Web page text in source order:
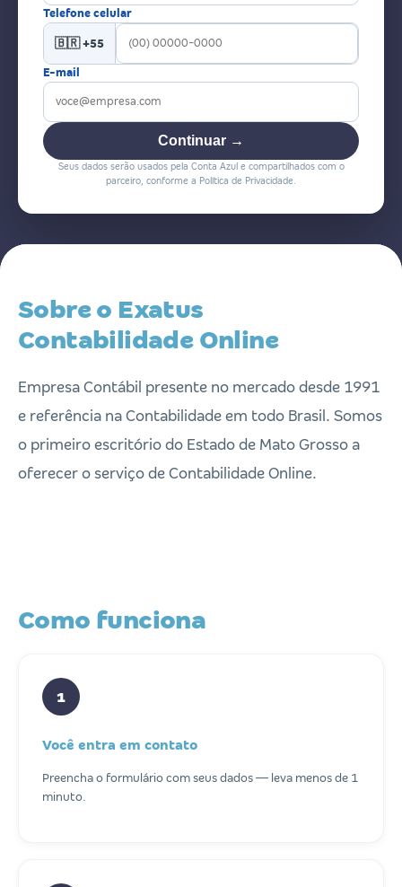
Telefone celular
🇧🇷 +55
E-mail
Continuar →
Seus dados serão usados pela Conta Azul e compartilhados com o
parceiro, conforme a Política de Privacidade.
Sobre o Exatus
Contabilidade Online
Empresa Contábil presente no mercado desde 1991
e referência na Contabilidade em todo Brasil. Somos
o primeiro escritório do Estado de Mato Grosso a
oferecer o serviço de Contabilidade Online.
Como funciona
1
Você entra em contato
Preencha o formulário com seus dados — leva menos de 1
minuto.